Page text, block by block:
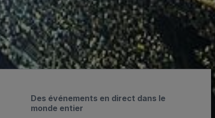
Des événements en direct dans le
monde entier